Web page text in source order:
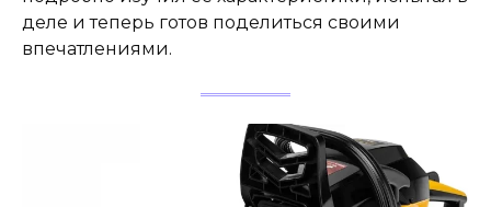
деле и теперь готов поделиться своими
впечатлениями.